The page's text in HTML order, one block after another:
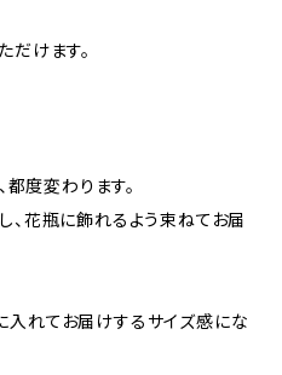
だけます。
度変わります。
、花瓶に飾れるよう束ねてお届
れてお届けするサイズ感にな